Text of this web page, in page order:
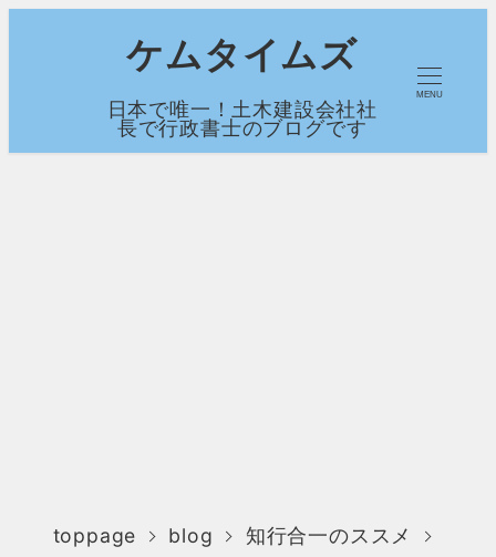
コ
ケムタイムズ
日本で唯一！土木建設会社社
長で行政書士のブログです
MENU
toppage blog
知行合一のススメ